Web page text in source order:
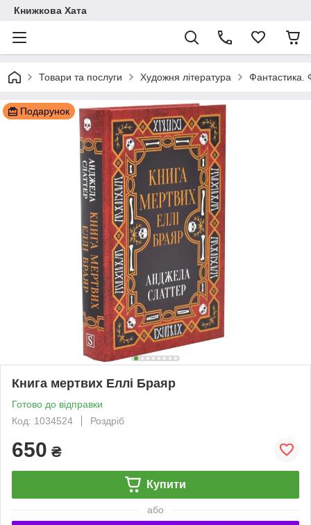
Книжкова Хата
Товари та послуги Художня література Фантастика.
Подарунок
Книга мертвих Еллі Браяр
Готово до відправки
Код: 1034524
Роздріб
650 ₴
Купити
або